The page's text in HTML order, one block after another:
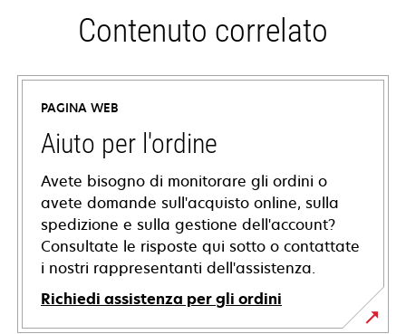
Contenuto correlato
PAGINA WEB
Aiuto per l'ordine
Avete bisogno di monitorare gli ordini o
avete domande sull'acquisto online, sulla
spedizione e sulla gestione dell'account?
Consultate le risposte qui sotto o contattate
i nostri rappresentanti dell'assistenza.
Richiedi assistenza per gli ordini